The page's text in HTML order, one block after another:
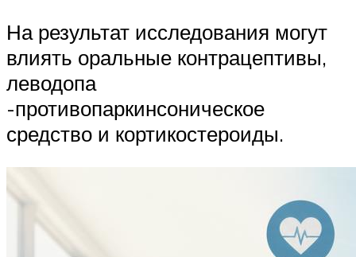
На результат исследования могут
влиять оральные контрацептивы,
леводопа
-противопаркинсоническое
средство и кортикостероиды.